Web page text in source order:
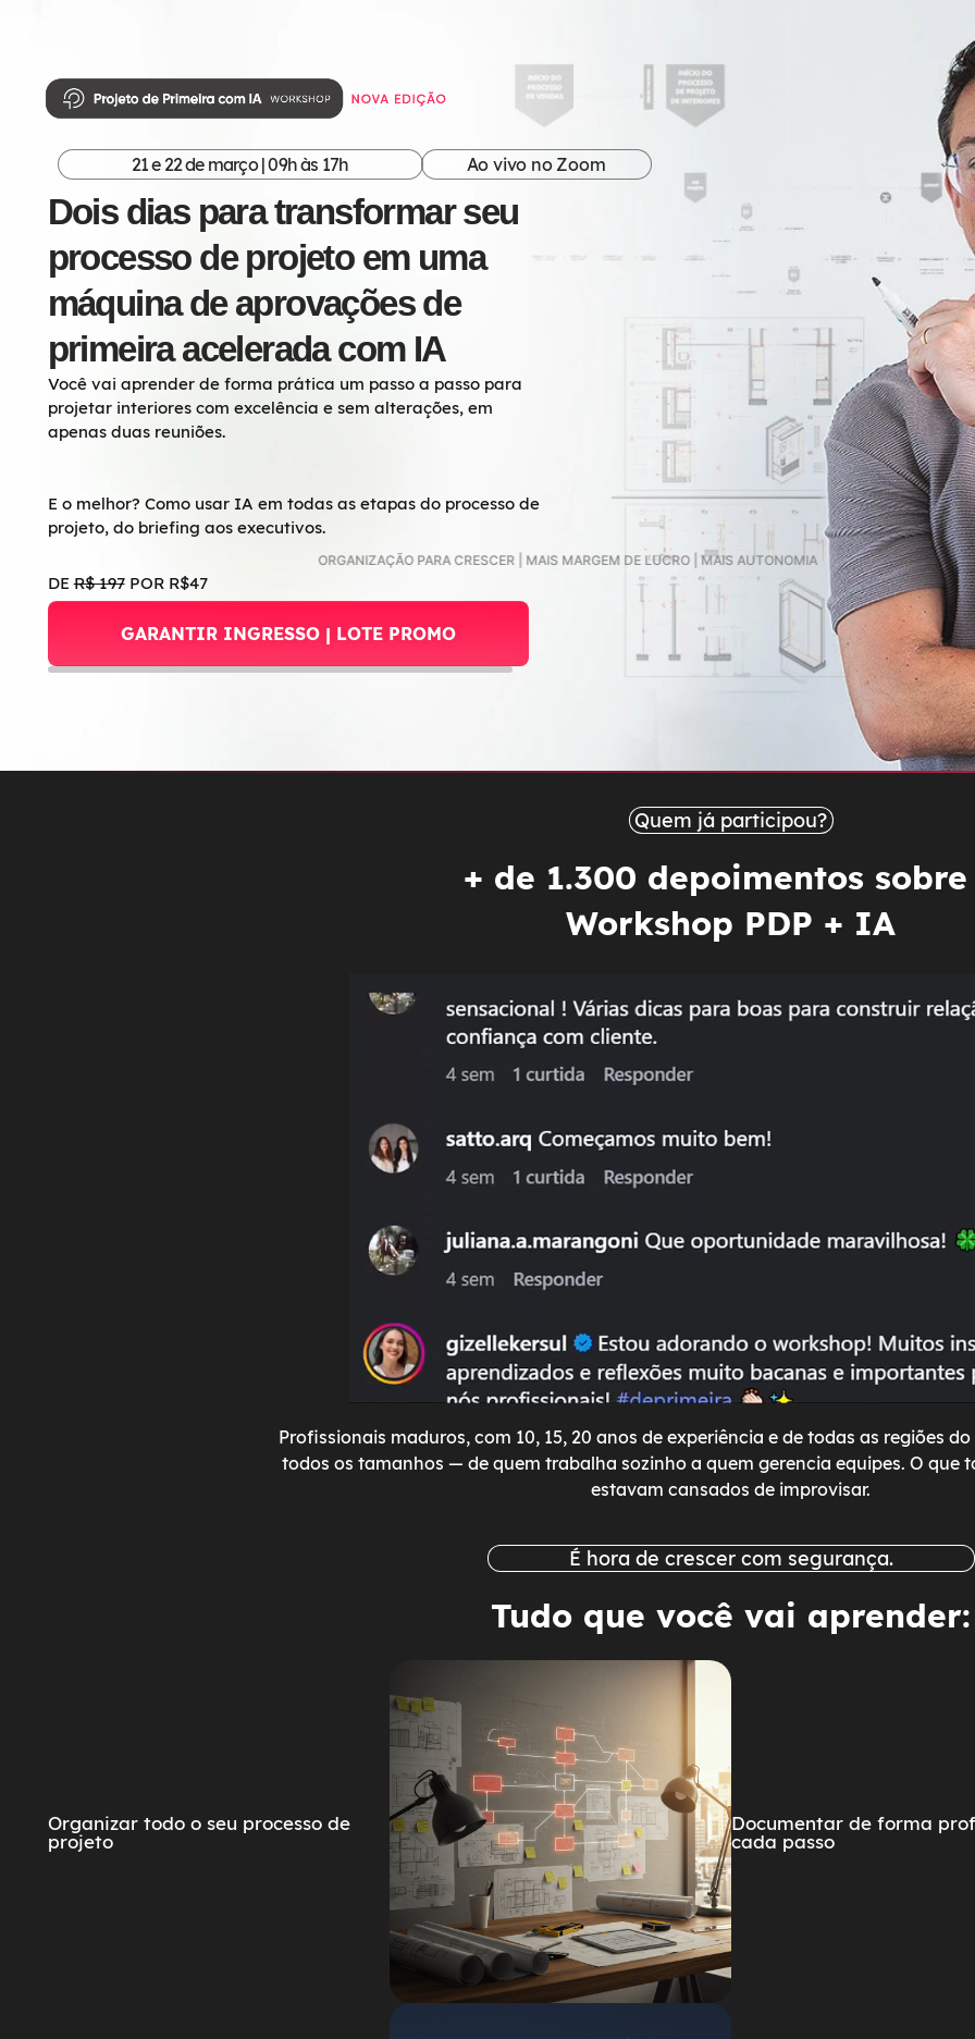
21 e 22 de março | 09h às 17h Ao vivo no Zoom
Dois dias para transformar seu
processo de projeto em uma
máquina de aprovações de
primeira acelerada com IA
Você vai aprender de forma prática um passo a passo para
projetar interiores com excelência e sem alterações, em
apenas duas reuniões.
E o melhor? Como usar IA em todas as etapas do processo de
projeto, do briefing aos executivos.
ORGANIZAÇÃO PARA CRESCER | MAIS MARGEM DE LUCRO | MAIS AUTONOMIA
DER$ 197POR R$47
GARANTIR INGRESSO | LOTE PROMO
Quem já participou?
+ de 1.300 depoimentos
Workshop PDP + IA
Profissionais maduros, com 10, 15, 20 anos de experiência e de todas as regiões
todos os tamanhos — de quem trabalha sozinho a quem gerencia equipes. O que
estavam cansados de improvisar.
É hora de crescer com segurança.
Tudo que você vai aprender:
Organizar todo o seu processo de
projeto
Documentar de forma
cada passo